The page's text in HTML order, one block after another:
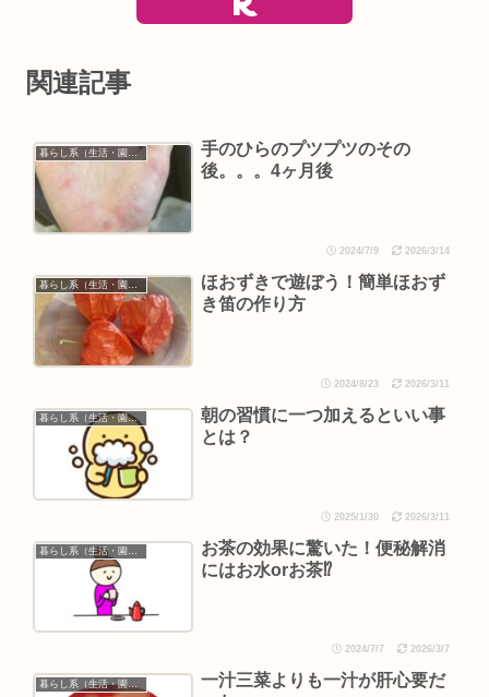
関連記事
手のひらのプツプツのその
後。。。4ヶ月後
2024/7/9 2026/3/14
暮らし系（生活・園芸など）
ほおずきで遊ぼう！簡単ほおず
き笛の作り方
2024/8/23 2026/3/11
暮らし系（生活・園芸など）
朝の習慣に一つ加えるといい事
とは？
2025/1/30 2026/3/11
お茶の効果に驚いた！便秘解消
にはお水orお茶⁉︎
2024/7/7 2026/3/7
一汁三菜よりも一汁が肝心要だ